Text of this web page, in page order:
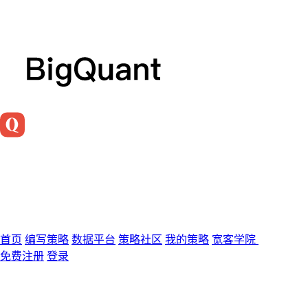
首页 编写策略 数据平台 策略社区 我的策略 宽客学院
免费注册 登录